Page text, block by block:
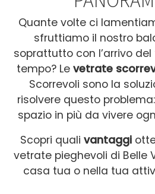
Quante volte ci
sfruttiamo il nostro
soprattutto con l’arrivo
tempo? Le vetrate
Scorrevoli sono la
risolvere questo
spazio in più da vivere
Scopri quali vantaggi
vetrate pieghevoli di Belle
casa tua o nella tua